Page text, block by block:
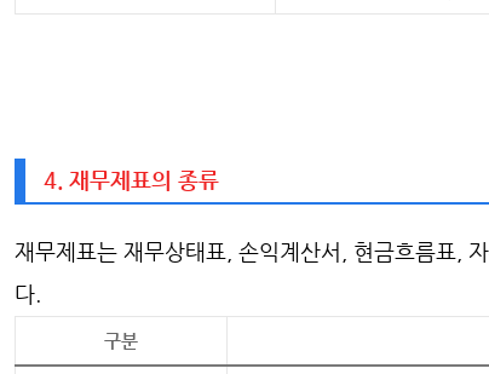
4. 재무제표의 종류
재무제표는 재무상태표, 손익계산서, 현금흐름표,
다.
구분